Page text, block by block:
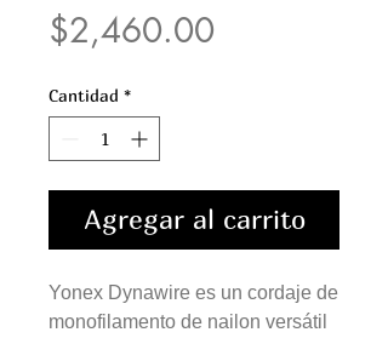
$2,460.00
Cantidad *
Agregar al carrito
Yonex Dynawire es un cordaje de
monofilamento de nailon versátil